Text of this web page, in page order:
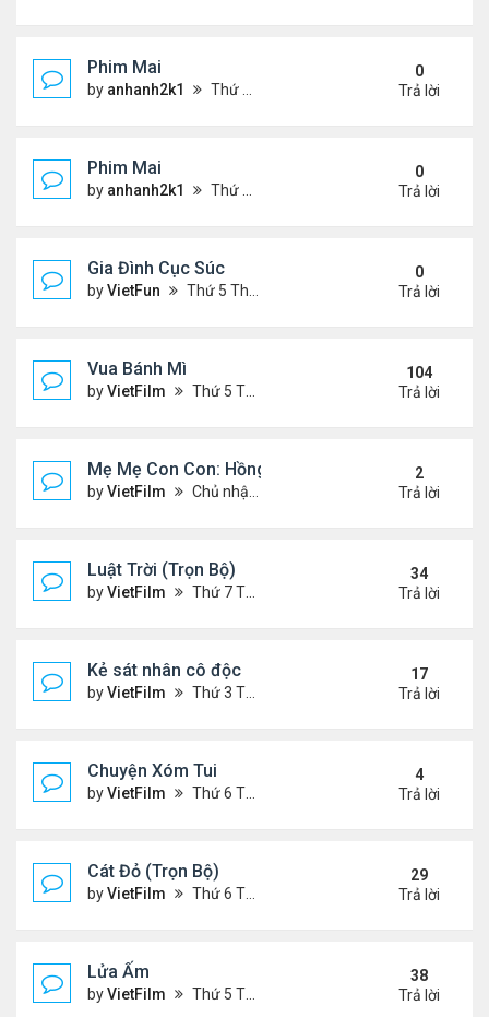
Phim Mai
by anhanh2k1 Thứ 2 Tháng 5 20, 2024 2:03 am
0
Trả lời
Phim Mai
by anhanh2k1 Thứ 6 Tháng 5 17, 2024 9:42 pm
0
Trả lời
Gia Đình Cục Súc
byVietFun Thứ 5 Tháng 1 19, 2023 4:42 pm
0
Trả lời
Vua Bánh Mì
byVietFilm Thứ 5 Tháng 10 15, 2020 1:26 pm
104
Trả lời
Mẹ Mẹ Con Con: Hồng Vân, Đại Nghĩa
byVietFilm Chủ nhật Tháng 12 20, 2020 8:06 pm
2
Trả lời
Luật Trời (Trọn Bộ)
byVietFilm Thứ 7 Tháng 10 17, 2020 9:19 pm
34
Trả lời
Kẻ sát nhân cô độc
byVietFilm Thứ 3 Tháng 11 10, 2020 9:58 am
17
Trả lời
Chuyện Xóm Tui
byVietFilm Thứ 6 Tháng 11 06, 2020 4:47 pm
4
Trả lời
Cát Đỏ (Trọn Bộ)
byVietFilm Thứ 6 Tháng 11 06, 2020 2:02 pm
29
Trả lời
Lửa Ấm
byVietFilm Thứ 5 Tháng 11 05, 2020 11:33 pm
38
Trả lời